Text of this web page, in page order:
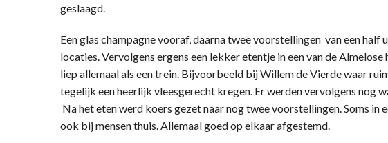
geslaagd.
Een glas champagne vooraf, daarna twee voorstellingen van een half
locaties. Vervolgens ergens een lekker etentje in een van de
liep allemaal als een trein. Bijvoorbeeld bij Willem de Vierde waar
tegelijk een heerlijk vleesgerecht kregen. Er werden vervolgens nog
Na het eten werd koers gezet naar nog twee voorstellingen. Soms in
ook bij mensen thuis. Allemaal goed op elkaar afgestemd.